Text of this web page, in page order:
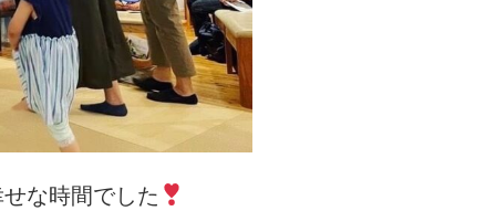
な時間でした